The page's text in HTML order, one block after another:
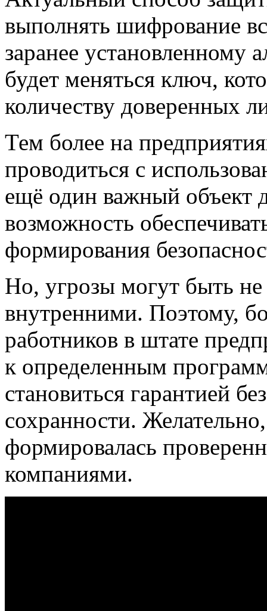
выполнять шифрование
заранее установленному
будет меняться ключ,
количеству доверенных
Тем более на
проводиться с
ещё один важный объект
возможность
формирования
Но, угрозы могут быть
внутренними. Поэтому,
работников в штате
к определенным
становиться гарантией
сохранности.
формировалась
компаниями.